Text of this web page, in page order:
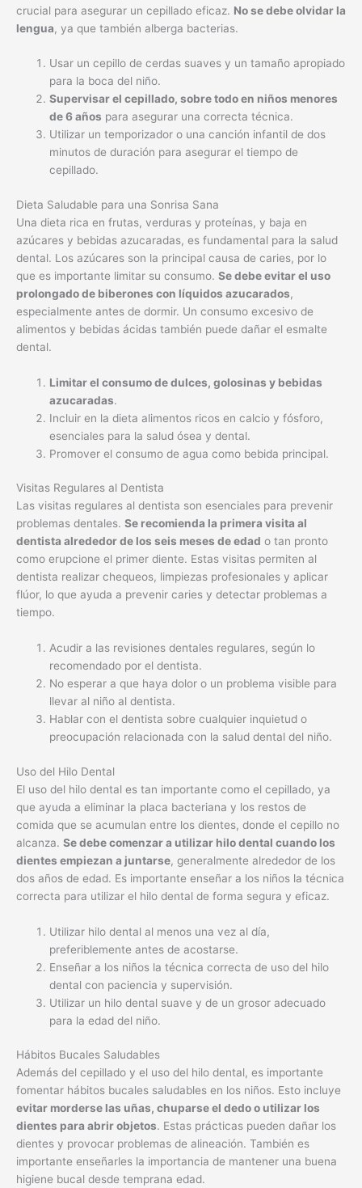
crucial para asegurar un cepillado eficaz. No se debe olvidar la
lengua, ya que también alberga bacterias.
Usar un cepillo de cerdas suaves y un tamaño apropiado
para la boca del niño.
Supervisar el cepillado, sobre todo en niños menores
de 6 años para asegurar una correcta técnica.
Utilizar un temporizador o una canción infantil de dos
minutos de duración para asegurar el tiempo de
cepillado.
Dieta Saludable para una Sonrisa Sana
Una dieta rica en frutas, verduras y proteínas, y baja en
azúcares y bebidas azucaradas, es fundamental para la salud
dental. Los azúcares son la principal causa de caries, por lo
que es importante limitar su consumo. Se debe evitar el uso
prolongado de biberones con líquidos azucarados,
especialmente antes de dormir. Un consumo excesivo de
alimentos y bebidas ácidas también puede dañar el esmalte
dental.
Limitar el consumo de dulces, golosinas y bebidas
azucaradas.
Incluir en la dieta alimentos ricos en calcio y fósforo,
esenciales para la salud ósea y dental.
Promover el consumo de agua como bebida principal.
Visitas Regulares al Dentista
Las visitas regulares al dentista son esenciales para prevenir
problemas dentales. Se recomienda la primera visita al
dentista alrededor de los seis meses de edad o tan pronto
como erupcione el primer diente. Estas visitas permiten al
dentista realizar chequeos, limpiezas profesionales y aplicar
flúor, lo que ayuda a prevenir caries y detectar problemas a
tiempo.
Acudir a las revisiones dentales regulares, según lo
recomendado por el dentista.
No esperar a que haya dolor o un problema visible para
llevar al niño al dentista.
Hablar con el dentista sobre cualquier inquietud o
preocupación relacionada con la salud dental del niño.
Uso del Hilo Dental
El uso del hilo dental es tan importante como el cepillado, ya
que ayuda a eliminar la placa bacteriana y los restos de
comida que se acumulan entre los dientes, donde el cepillo no
alcanza. Se debe comenzar a utilizar hilo dental cuando los
dientes empiezan a juntarse, generalmente alrededor de los
dos años de edad. Es importante enseñar a los niños la técnica
correcta para utilizar el hilo dental de forma segura y eficaz.
Utilizar hilo dental al menos una vez al día,
preferiblemente antes de acostarse.
Enseñar a los niños la técnica correcta de uso del hilo
dental con paciencia y supervisión.
Utilizar un hilo dental suave y de un grosor adecuado
para la edad del niño.
Hábitos Bucales Saludables
Además del cepillado y el uso del hilo dental, es importante
fomentar hábitos bucales saludables en los niños. Esto incluye
evitar morderse las uñas, chuparse el dedo o utilizar los
dientes para abrir objetos. Estas prácticas pueden dañar los
dientes y provocar problemas de alineación. También es
importante enseñarles la importancia de mantener una buena
higiene bucal desde temprana edad.